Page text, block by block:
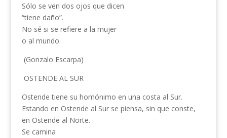
Sólo se ven dos ojos que dicen
“tiene daño”.
No sé si se refiere a la mujer
o al mundo.
(Gonzalo Escarpa)
OSTENDE AL SUR
Ostende tiene su homónimo en una costa al Sur.
Estando en Ostende al Sur se piensa, sin que conste,
en Ostende al Norte.
Se camina